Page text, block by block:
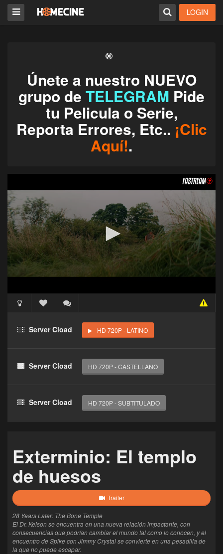
LOGIN
Únete a nuestro NUEVO
grupo de TELEGRAM Pide
tu Pelicula o Serie,
Reporta Errores, Etc.. ¡Clic
Aquí!.
Haz clic 3 veces en el botón para desbloquear este
reproductor
Clic 1 - Abrir primer enlace
El acceso expira en 1 hora
Server Cload HD 720P - LATINO
Server Cload HD 720P - CASTELLANO
Server Cload HD 720P - SUBTITULADO
Exterminio: El templo
de huesos
Trailer
28 Years Later: The Bone Temple
El Dr. Kelson se encuentra en una nueva relación impactante, con
consecuencias que podrían cambiar el mundo tal como lo conocen, y el
encuentro de Spike con Jimmy Crystal se convierte en una pesadilla de
la que no puede escapar.